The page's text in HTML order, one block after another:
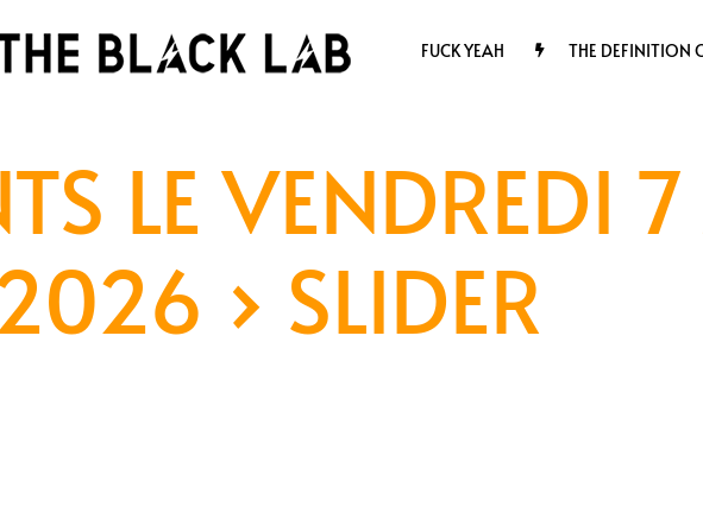
FUCK YEAH THE DEFINITION
LE VENDREDI
› SLIDER